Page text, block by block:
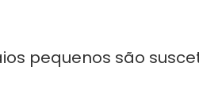
pequenos são